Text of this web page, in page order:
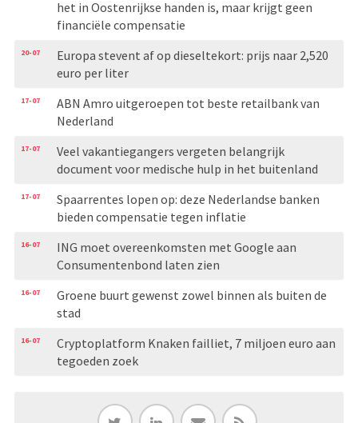
het in Oostenrijkse handen is, maar krijgt geen
financiële compensatie
20-07
Europa stevent af op dieseltekort: prijs naar 2,520
euro per liter
17-07
ABN Amro uitgeroepen tot beste retailbank van
Nederland
17-07
Veel vakantiegangers vergeten belangrijk
document voor medische hulp in het buitenland
17-07
Spaarrentes lopen op: deze Nederlandse banken
bieden compensatie tegen inflatie
16-07
ING moet overeenkomsten met Google aan
Consumentenbond laten zien
16-07
Groene buurt gewenst zowel binnen als buiten de
stad
16-07
Cryptoplatform Knaken failliet, 7 miljoen euro aan
tegoeden zoek